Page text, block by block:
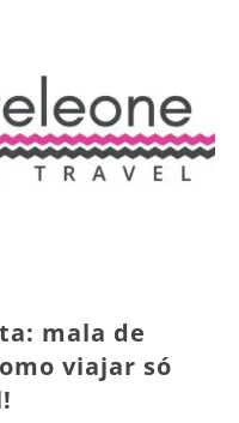
mala de
viajar só